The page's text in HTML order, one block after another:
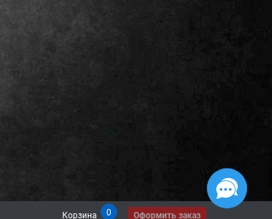
Корзина 0 Оформить заказ